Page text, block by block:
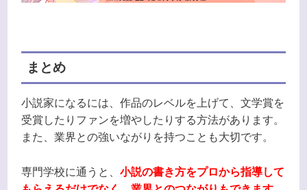
まとめ
小説家になるには、作品のレベルを上げて、文学賞を
受賞したりファンを増やしたりする方法があります。
また、業界との強いながりを持つことも大切です。
専門学校に通うと、 小説の書き方をプロから指導して